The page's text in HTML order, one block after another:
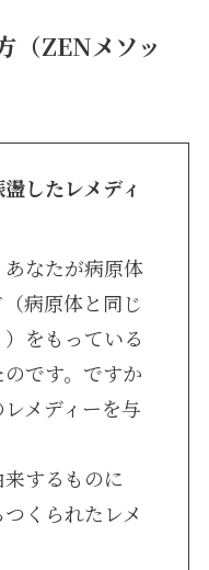
（ZENメソッ
したレメディ
なたが病原体
病原体と同じ
をもっている
です。ですか
メディーを与
するものに
くられたレメ